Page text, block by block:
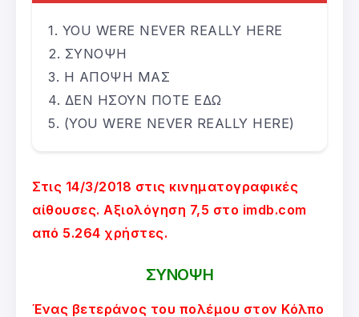
YOU WERE NEVER REALLY HERE
ΣΥΝΟΨΗ
Η ΑΠΟΨΗ ΜΑΣ
ΔΕΝ ΗΣΟΥΝ ΠΟΤΕ ΕΔΩ
(YOU WERE NEVER REALLY HERE)
Στις 14/3/2018 στις κινηματογραφικές
αίθουσες. Αξιολόγηση 7,5 στο imdb.com
από 5.264 χρήστες.
ΣΥΝΟΨΗ
Ένας βετεράνος του πολέμου στον Κόλπο